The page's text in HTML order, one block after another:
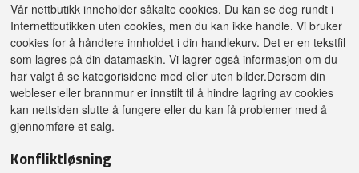
Vår nettbutikk inneholder såkalte cookies. Du kan se deg rundt i
Internettbutikken uten cookies, men du kan ikke handle. Vi bruker
cookies for å håndtere innholdet i din handlekurv. Det er en tekstfil
som lagres på din datamaskin. Vi lagrer også informasjon om du
har valgt å se kategorisidene med eller uten bilder.Dersom din
webleser eller brannmur er innstilt til å hindre lagring av cookies
kan nettsiden slutte å fungere eller du kan få problemer med å
gjennomføre et salg.
Konfliktløsning